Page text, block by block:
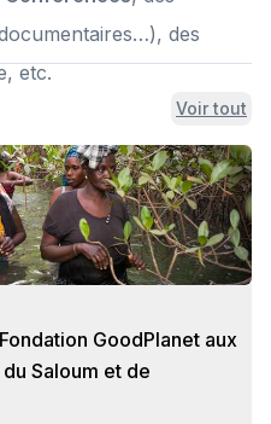
des
etc.
Voir tout
GoodPlanet aux
Saloum et de